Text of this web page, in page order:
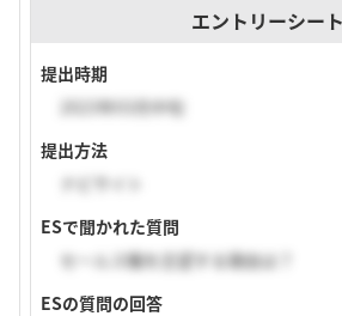
エントリーシート
提出時期
2023年03月中旬
提出方法
ESで聞かれた質問
セールス職を志望する理由は？
ESの質問の回答